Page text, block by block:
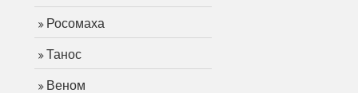
Росомаха
Танос
Веном